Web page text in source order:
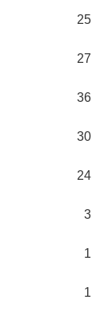
25
27
36
30
24
3
1
1